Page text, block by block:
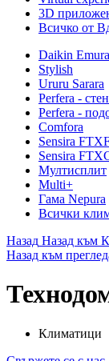
3D
Всичко от
Daikin Emura
Stylish
Ururu Sarara
Perfera -
Perfera -
Comfora
Sensira
Sensira
Мултисплит
Multi+
Гама Nepura
Всички
Назад Назад към
Назад към
Климатици